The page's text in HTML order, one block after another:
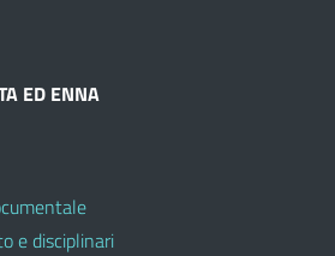
ED ENNA
e disciplinari